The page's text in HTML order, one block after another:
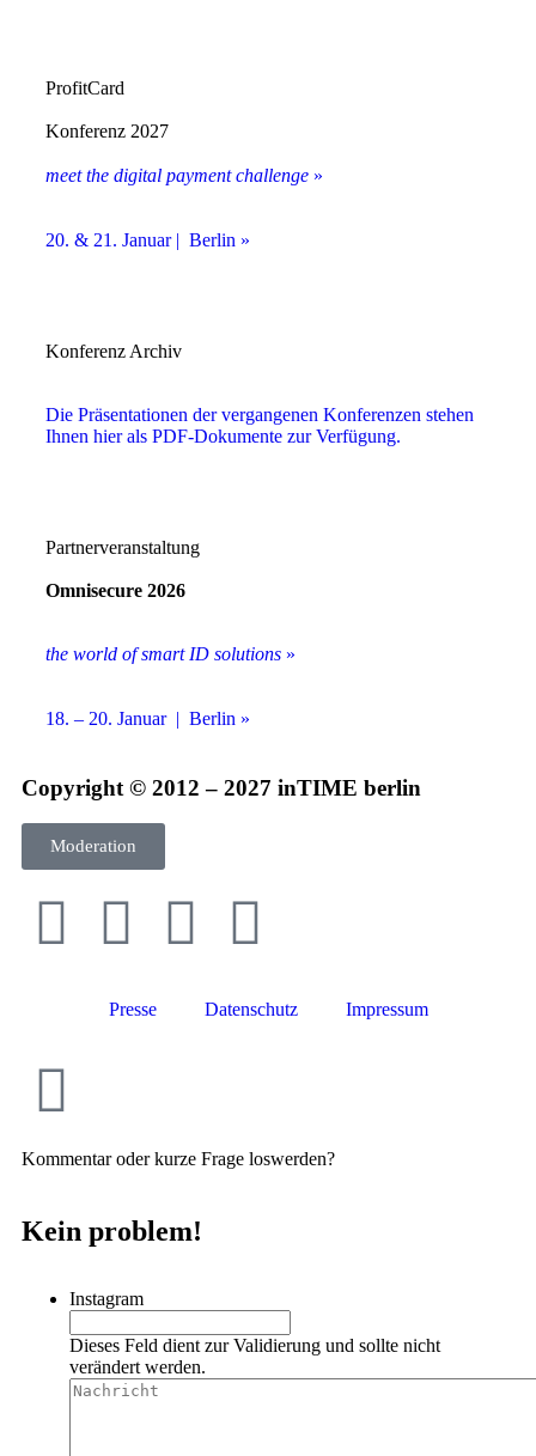
ProfitCard
Konferenz 2027
meet the digital payment challenge »
20. & 21. Januar | Berlin »
Konferenz Archiv
Die Präsentationen der vergangenen Konferenzen stehen
Ihnen hier als PDF-Dokumente zur Verfügung.
Partnerveranstaltung
Omnisecure 2026
the world of smart ID solutions »
18. – 20. Januar | Berlin »
Copyright © 2012 – 2027 inTIME berlin
Moderation
Presse Datenschutz Impressum
Kommentar oder kurze Frage loswerden?
Kein problem!
Instagram
Dieses Feld dient zur Validierung und sollte nicht
verändert werden.